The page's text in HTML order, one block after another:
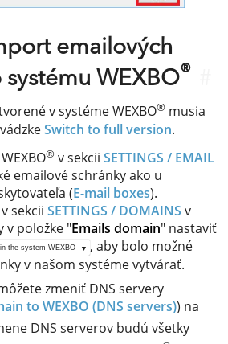
emailových
WEXBO®
v systéme WEXBO® musia
Switch to full version.
® v sekcii SETTINGS / EMAIL
emailové schránky ako u
(E-mail boxes).
sekcii SETTINGS / DOMAINS v
v položke "Emails domain" nastaviť
the system WEXBO
, aby bolo možné
v našom systéme vytvárať.
zmeniť DNS servery
to WEXBO (DNS servers)) na
DNS serverov budú všetky